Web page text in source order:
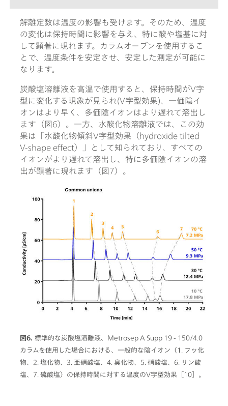
解離定数は温度の影響も受けます。そのため、温度
の変化は保持時間に影響を与え、特に酸や塩基に対
して顕著に現れます。カラムオーブンを使用するこ
とで、温度条件を安定させ、安定した測定が可能に
なります。
炭酸塩溶離液を高温で使用すると、保持時間がV字
型に変化する現象が見られ(V字型効果)、一価陰イ
オンはより早く、多価陰イオンはより遅れて溶出し
ます（図6）。一方、水酸化物溶離液では、この効
果は「水酸化物傾斜V字型効果（hydroxide tilted
V-shape effect）」として知られており、すべての
イオンがより遅れて溶出し、特に多価陰イオンの溶
出が顕著に現れます（図7）。
図6. 標準的な炭酸塩溶離液、Metrosep A Supp 19 - 150/4.0
カラムを使用した場合における、一般的な陰イオン（1. フッ化
物、2. 塩化物、3. 亜硝酸塩、4. 臭化物、5. 硝酸塩、6. リン酸
塩、7. 硫酸塩）の保持時間に対する温度のV字型効果［10］。